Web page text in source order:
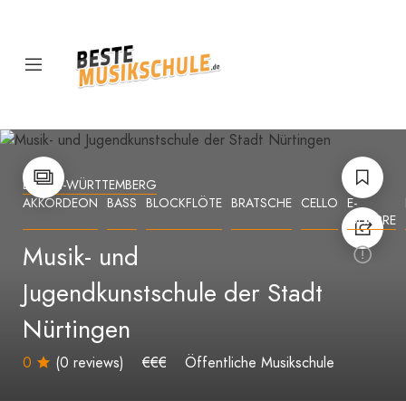
BADEN-WÜRTTEMBERG
AKKORDEON
BASS BLOCKFLÖTE BRATSCHE CELLO E-
GITARRE
Musik- und
Jugendkunstschule der Stadt
Nürtingen
0 (0 reviews) €€€ Öffentliche Musikschule